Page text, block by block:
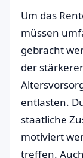
Um das
müssen
gebracht
der
entlasten.
staatliche
motiviert
treffen.